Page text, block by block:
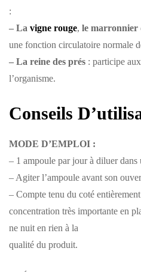
:
– La vigne rouge, le marronnier
une fonction circulatoire normale
– La reine des prés : participe
l’organisme.
Conseils
MODE D’EMPLOI :
– 1 ampoule par jour à diluer dans
– Agiter l’ampoule avant son
– Compte tenu du coté
concentration très importante en
ne nuit en rien à la
qualité du produit.